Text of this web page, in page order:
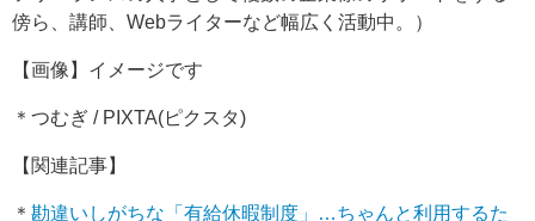
傍ら、講師、Webライターなど幅広く活動中。）
【画像】イメージです
＊つむぎ / PIXTA(ピクスタ)
【関連記事】
＊ 勘違いしがちな「有給休暇制度」…ちゃんと利用するた